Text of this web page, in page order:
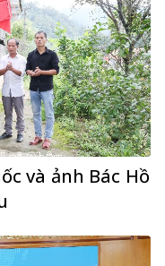
và ảnh Bác Hồ